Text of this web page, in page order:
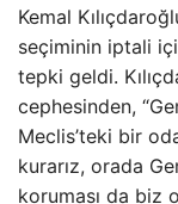
Kemal
seçiminin iptali
tepki geldi.
cephesinden,
Meclis’teki bir
kurarız, orada
koruması da biz